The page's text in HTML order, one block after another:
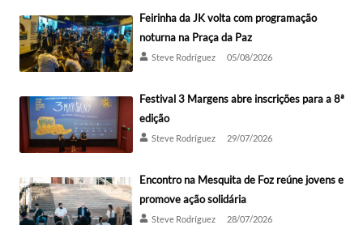
Feirinha da JK volta com programação
noturna na Praça da Paz
Steve Rodríguez 05/08/2026
Festival 3 Margens abre inscrições para a 8ª
edição
Steve Rodríguez 29/07/2026
Encontro na Mesquita de Foz reúne jovens e
promove ação solidária
Steve Rodríguez 28/07/2026